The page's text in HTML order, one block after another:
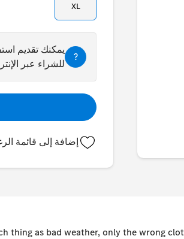
XL
?
يمكنك تقديم
للشراء عبر
إضافة إلى قائمة
thing as bad weather, only the wrong